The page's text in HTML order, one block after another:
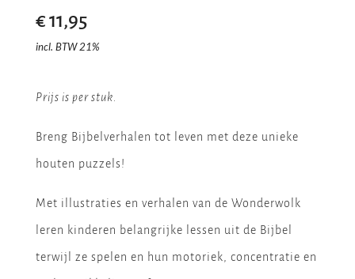
€11,95
incl. BTW 21%
Prijs is per stuk.
Breng Bijbelverhalen tot leven met deze unieke
houten puzzels!
Met illustraties en verhalen van de Wonderwolk
leren kinderen belangrijke lessen uit de Bijbel
terwijl ze spelen en hun motoriek, concentratie en